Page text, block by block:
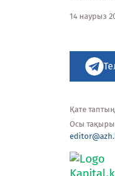
14 наурыз
Қате
Осы